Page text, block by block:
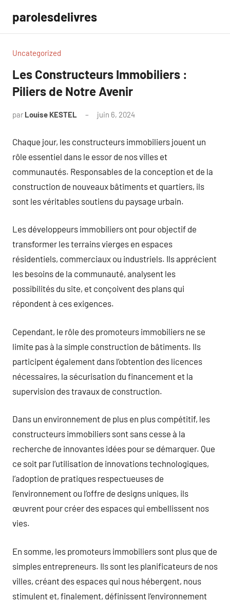
contenu
parolesdelivres
Uncategorized
Les Constructeurs Immobiliers :
Piliers de Notre Avenir
par Louise KESTEL juin 6, 2024
Chaque jour, les constructeurs immobiliers jouent un
rôle essentiel dans le essor de nos villes et
communautés. Responsables de la conception et de la
construction de nouveaux bâtiments et quartiers, ils
sont les véritables soutiens du paysage urbain.
Les développeurs immobiliers ont pour objectif de
transformer les terrains vierges en espaces
résidentiels, commerciaux ou industriels. Ils apprécient
les besoins de la communauté, analysent les
possibilités du site, et conçoivent des plans qui
répondent à ces exigences.
Cependant, le rôle des promoteurs immobiliers ne se
limite pas à la simple construction de bâtiments. Ils
participent également dans l’obtention des licences
nécessaires, la sécurisation du financement et la
supervision des travaux de construction.
Dans un environnement de plus en plus compétitif, les
constructeurs immobiliers sont sans cesse à la
recherche de innovantes idées pour se démarquer. Que
ce soit par l’utilisation de innovations technologiques,
l’adoption de pratiques respectueuses de
l’environnement ou l’offre de designs uniques, ils
œuvrent pour créer des espaces qui embellissent nos
vies.
En somme, les promoteurs immobiliers sont plus que de
simples entrepreneurs. Ils sont les planificateurs de nos
villes, créant des espaces qui nous hébergent, nous
stimulent et, finalement, définissent l’environnement